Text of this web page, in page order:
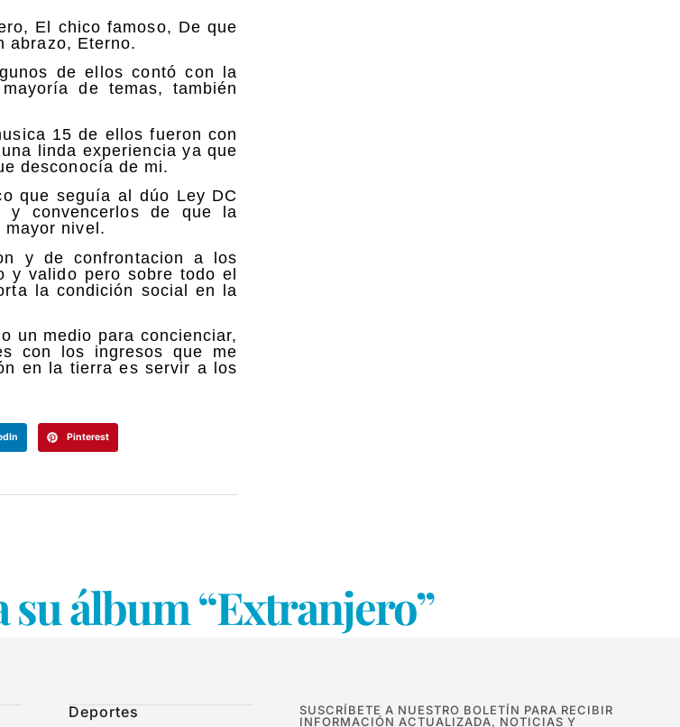
El chico famoso, De que
abrazo, Eterno.
de ellos contó con la
de temas, también
15 de ellos fueron con
linda experiencia ya que
desconocía de mi.
que seguía al dúo Ley DC
convencerlos de que la
mayor nivel.
y de confrontacion a los
y valido pero sobre todo el
la condición social en la
un medio para concienciar,
con los ingresos que me
en la tierra es servir a los
Pinterest
álbum “Extranjero”
Deportes
SUSCRÍBETE A NUESTRO BOLETÍN PARA RECIBIR
INFORMACIÓN ACTUALIZADA, NOTICIAS Y